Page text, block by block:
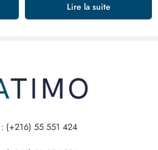
Lire la suite
(+216) 55 551 424